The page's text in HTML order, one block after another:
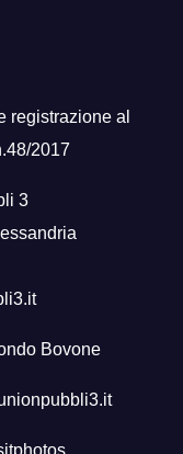
registrazione al
2017
3
Bovone